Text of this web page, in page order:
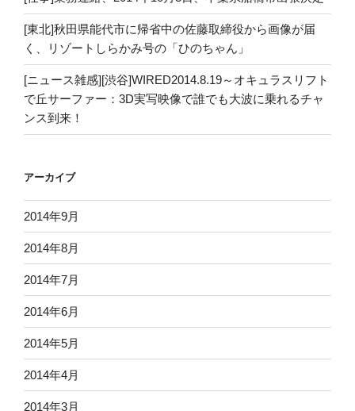
[東北]秋田県能代市に帰省中の佐藤取締役から画像が届
く、リゾートしらかみ号の「ひのちゃん」
[ニュース雑感][渋谷]WIRED2014.8.19～オキュラスリフト
で丘サーファー：3D実写映像で誰でも大波に乗れるチャ
ンス到来！
アーカイブ
2014年9月
2014年8月
2014年7月
2014年6月
2014年5月
2014年4月
2014年3月